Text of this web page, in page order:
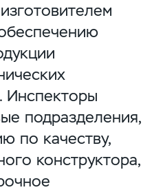
Инспекторы
подразделения,
по качеству,
конструктора,